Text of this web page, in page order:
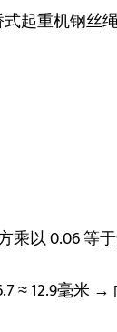
起重机钢丝
乘以 0.06 等
≈ 12.9毫米